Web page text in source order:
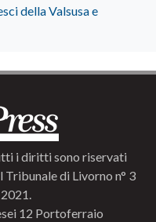
della Valsusa e
i diritti sono riservati
di Livorno n° 3
12 Portoferraio